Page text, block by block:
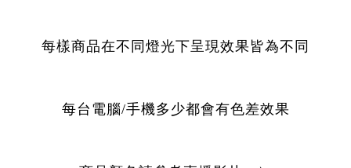
每樣商品在不同燈光下呈現效果皆為不同
每台電腦/手機多少都會有色差效果